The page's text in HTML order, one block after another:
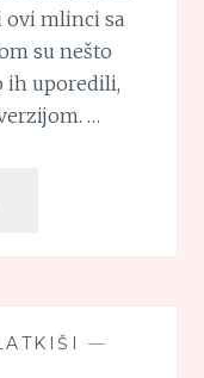
ovi mlinci sa
su nešto
ih uporedili,
…
—